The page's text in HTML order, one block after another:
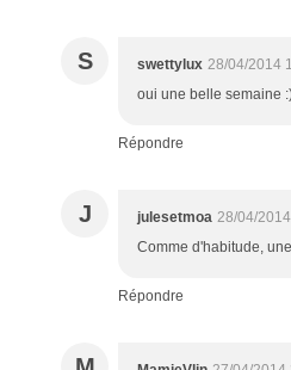
S swettylux 28/04/2014
oui une belle semaine
Répondre
J julesetmoa 28/04/
Comme d'habitude,
Répondre